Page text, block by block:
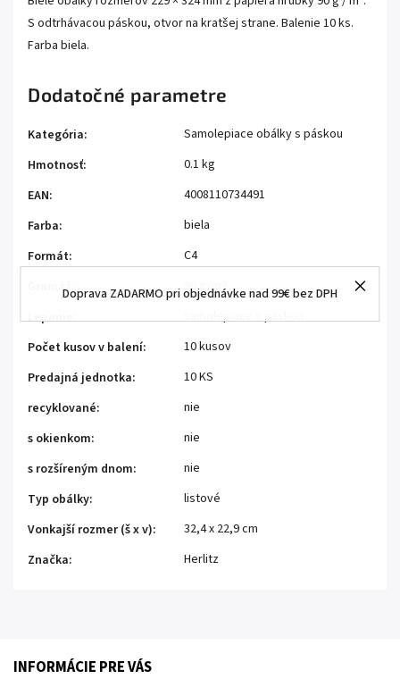
Doprava ZADARMO pri objednávke nad 99€ bez DPH
S odtrhávacou páskou, otvor na kratšej strane. Balenie 10 ks.
Farba biela.
Dodatočné parametre
Kategória:
Samolepiace obálky s páskou
Hmotnosť:
0.1 kg
EAN:
4008110734491
Farba:
biela
Formát:
C4
Gramáž:
90 g/m2
Lepenie:
samolepiace s páskou
Počet kusov v balení:
10 kusov
Predajná jednotka:
10 KS
recyklované:
nie
s okienkom:
nie
s rozšíreným dnom:
nie
Typ obálky:
listové
Vonkajší rozmer (š x v):
32,4 x 22,9 cm
Značka: Herlitz
INFORMÁCIE PRE VÁS